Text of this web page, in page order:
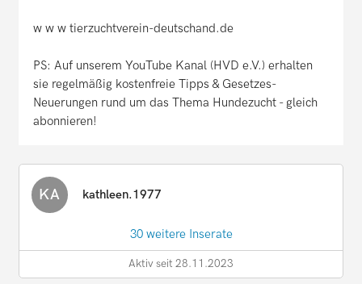
w w w tierzuchtverein-deutschand.de
PS: Auf unserem YouTube Kanal (HVD e.V.) erhalten
sie regelmäßig kostenfreie Tipps & Gesetzes-
Neuerungen rund um das Thema Hundezucht - gleich
abonnieren!
KA kathleen.1977
30 weitere Inserate
Aktiv seit 28.11.2023